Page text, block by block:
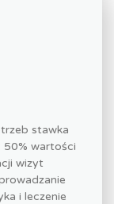
stawka
50% wartości
wizyt
i leczenie